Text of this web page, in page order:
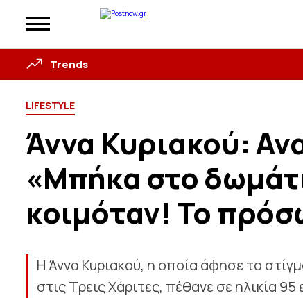
Trends
LIFESTYLE
Άννα Κυριακού:
«Μπήκα στο
κοιμόταν! Το
Η Άννα Κυριακού, η οποία άφησε το
στις Τρεις Χάριτες, πέθανε σε ηλικία